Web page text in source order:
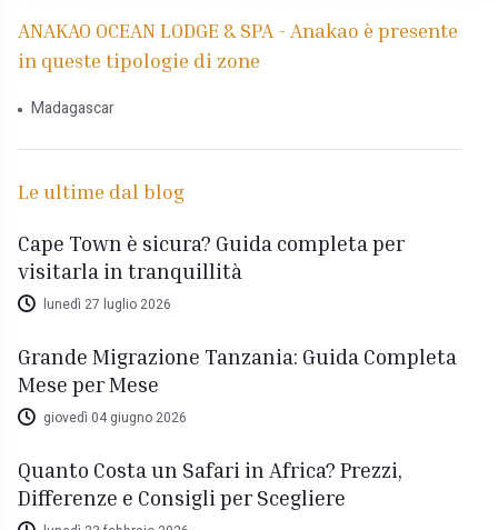
ANAKAO OCEAN LODGE & SPA - Anakao è presente
in queste tipologie di zone
Madagascar
Le ultime dal blog
Cape Town è sicura? Guida completa per
visitarla in tranquillità
lunedì 27 luglio 2026
Grande Migrazione Tanzania: Guida Completa
Mese per Mese
giovedì 04 giugno 2026
Quanto Costa un Safari in Africa? Prezzi,
Differenze e Consigli per Scegliere